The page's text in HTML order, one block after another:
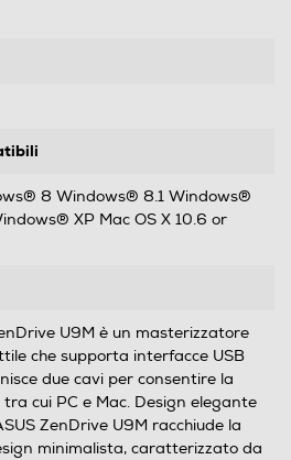
8 Windows® 8.1 Windows®
XP Mac OS X 10.6 or
U9M è un masterizzatore
che supporta interfacce USB
due cavi per consentire la
cui PC e Mac. Design elegante
ZenDrive U9M racchiude la
minimalista, caratterizzato da